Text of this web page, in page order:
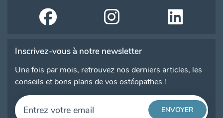
Inscrivez-vous à notre newsletter
Une fois par mois, retrouvez nos derniers articles, les
conseils et bons plans de vos ostéopathes !